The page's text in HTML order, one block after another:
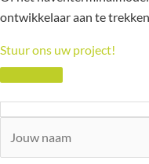
ontwikkelaar aan te
Stuur ons uw project!